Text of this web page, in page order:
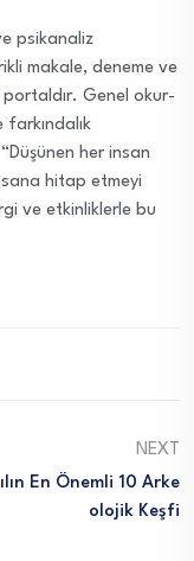
psikanaliz
makale, deneme ve
portaldır. Genel okur-
her insan
hitap etmeyi
ve etkinliklerle bu
NEXT
En Önemli 10 Arke
Olojik Keşfi